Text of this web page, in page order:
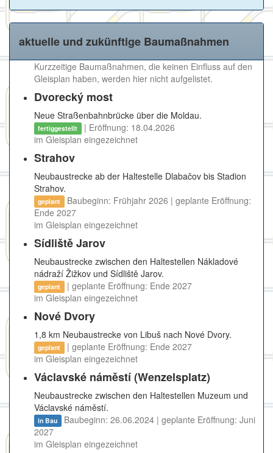
aktuelle und zukünftige Baumaßnahmen
Kurzzeitige Baumaßnahmen, die keinen Einfluss auf den
Gleisplan haben, werden hier nicht aufgelistet.
Dvorecký most
Neue Straßenbahnbrücke über die Moldau.
fertiggestellt
| Eröffnung: 18.04.2026
im Gleisplan eingezeichnet
Strahov
Neubaustrecke ab der Haltestelle Dlabačov bis Stadion
Strahov.
geplant
Baubeginn: Frühjahr 2026 | geplante Eröffnung:
Ende 2027
im Gleisplan eingezeichnet
Sídliště Jarov
Neubaustrecke zwischen den Haltestellen Nákladové
nádraží Žižkov und Sídliště Jarov.
geplant
| geplante Eröffnung: Ende 2027
im Gleisplan eingezeichnet
Nové Dvory
1,8 km Neubaustrecke von Libuš nach Nové Dvory.
geplant
| geplante Eröffnung: Ende 2027
im Gleisplan eingezeichnet
Václavské náměstí (Wenzelsplatz)
Neubaustrecke zwischen den Haltestellen Muzeum und
Václavské náměstí.
in Bau
Baubeginn: 26.06.2024 | geplante Eröffnung: Juni
2027
im Gleisplan eingezeichnet